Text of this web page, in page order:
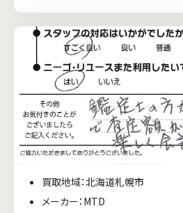
買取地域：北海道札幌市
メーカー：MTD